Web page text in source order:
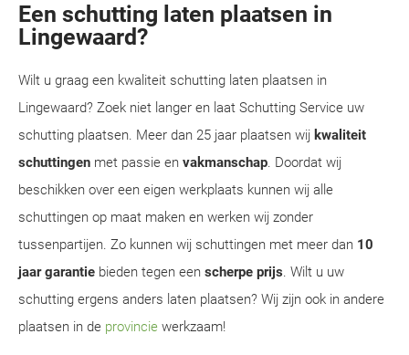
Een schutting laten plaatsen in
Lingewaard?
Wilt u graag een kwaliteit schutting laten plaatsen in
Lingewaard? Zoek niet langer en laat Schutting Service uw
schutting plaatsen. Meer dan 25 jaar plaatsen wij kwaliteit
schuttingen met passie en vakmanschap. Doordat wij
beschikken over een eigen werkplaats kunnen wij alle
schuttingen op maat maken en werken wij zonder
tussenpartijen. Zo kunnen wij schuttingen met meer dan 10
jaar garantie bieden tegen een scherpe prijs. Wilt u uw
schutting ergens anders laten plaatsen? Wij zijn ook in andere
plaatsen in de provincie werkzaam!